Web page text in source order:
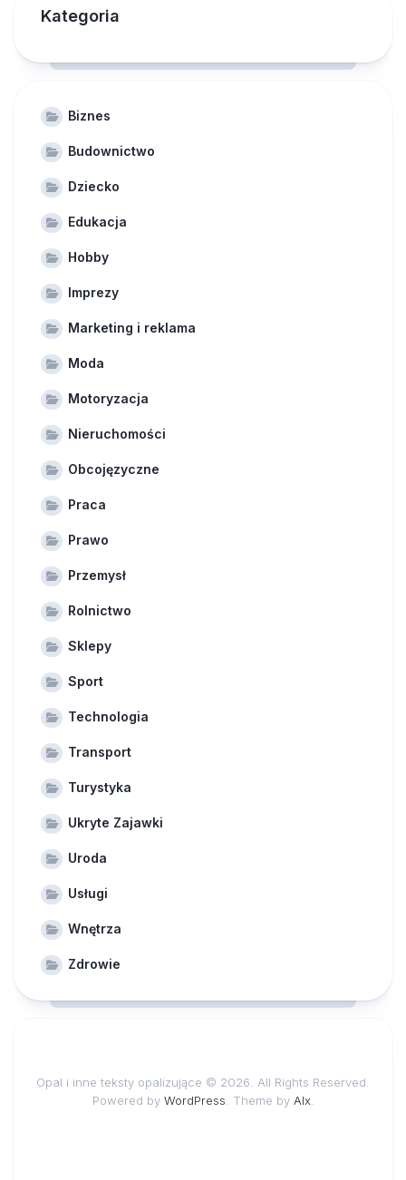
Kategoria
Biznes
Budownictwo
Dziecko
Edukacja
Hobby
Imprezy
Marketing i reklama
Moda
Motoryzacja
Nieruchomości
Obcojęzyczne
Praca
Prawo
Przemysł
Rolnictwo
Sklepy
Sport
Technologia
Transport
Turystyka
Ukryte Zajawki
Uroda
Usługi
Wnętrza
Zdrowie
Opal i inne teksty opalizujące © 2026. All Rights Reserved.
Powered by WordPress. Theme by Alx.